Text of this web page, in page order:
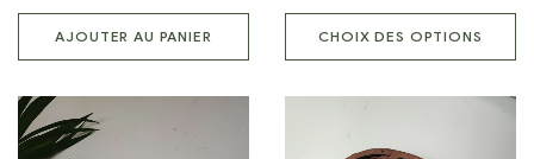
AJOUTER AU PANIER CHOIX DES OPTIONS